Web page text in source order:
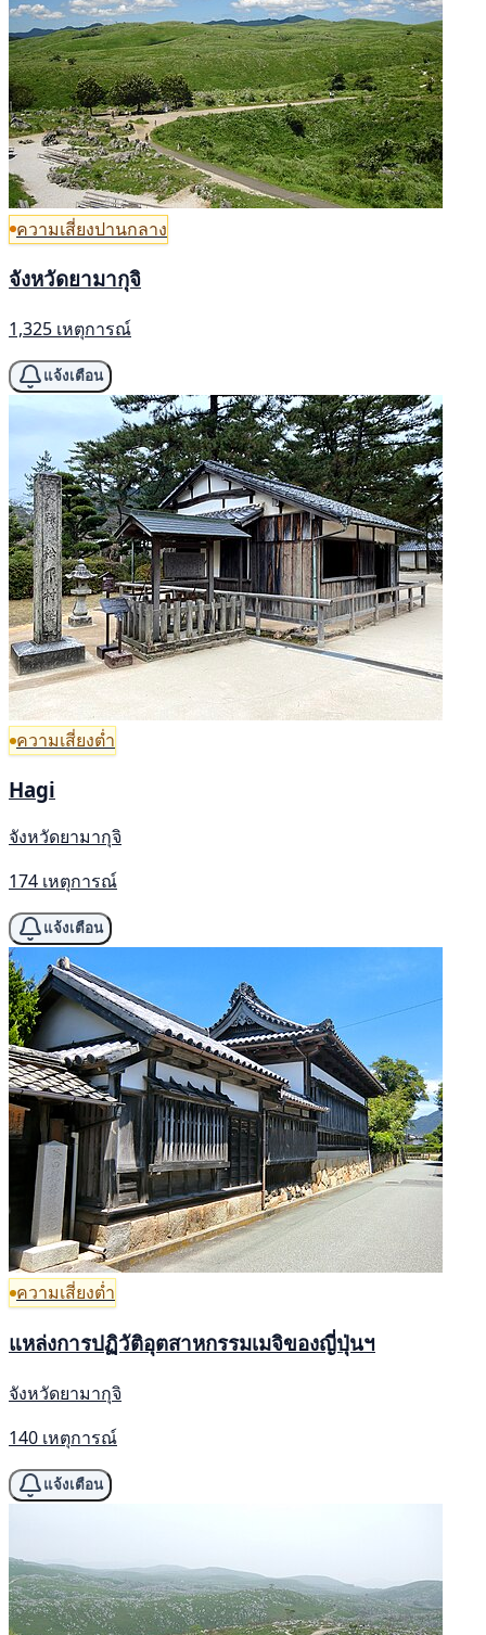
ความเสี่ยงปานกลาง
จังหวัดยามากุจิ
1,325 เหตุการณ์
แจ้งเตือน
ความเสี่ยงต่ำ
Hagi
จังหวัดยามากุจิ
174 เหตุการณ์
แจ้งเตือน
ความเสี่ยงต่ำ
แหล่งการปฏิวัติอุตสาหกรรมเมจิของญี่ปุ่นฯ
จังหวัดยามากุจิ
140 เหตุการณ์
แจ้งเตือน